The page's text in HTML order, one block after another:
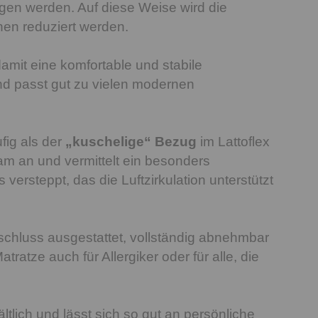
werden. Auf diese Weise wird die
reduziert werden.
eine komfortable und stabile
passt gut zu vielen modernen
als der „kuschelige“ Bezug im Lattoflex
an und vermittelt ein besonders
versteppt, das die Luftzirkulation unterstützt
ausgestattet, vollständig abnehmbar
auch für Allergiker oder für alle, die
und lässt sich so gut an persönliche